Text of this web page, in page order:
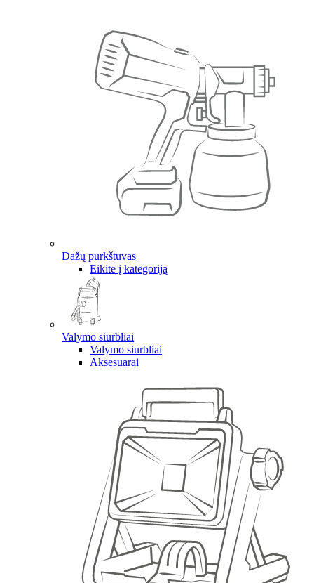
Dažų purkštuvas
Eikite į kategoriją
Valymo siurbliai
Valymo siurbliai
Aksesuarai